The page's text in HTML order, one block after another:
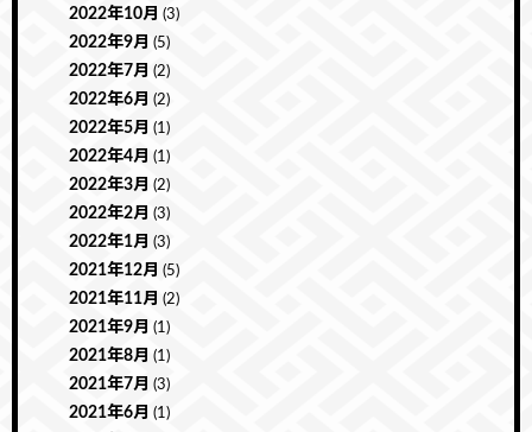
2022年10月 (3)
2022年9月 (5)
2022年7月 (2)
2022年6月 (2)
2022年5月 (1)
2022年4月 (1)
2022年3月 (2)
2022年2月 (3)
2022年1月 (3)
2021年12月 (5)
2021年11月 (2)
2021年9月 (1)
2021年8月 (1)
2021年7月 (3)
2021年6月 (1)